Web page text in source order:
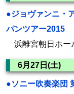
●ジョヴァンニ・
パンツアー2015
浜離宮朝日ホー
6月27日(土)
●ソニー吹奏楽団